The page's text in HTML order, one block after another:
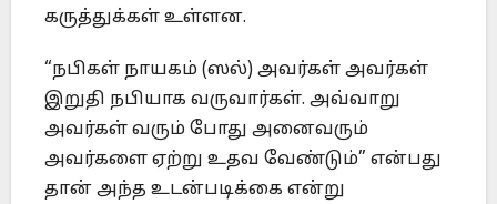
கருத்துக்கள் உள்ளன.
“நபிகள் நாயகம் (ஸல்) அவர்கள் அவர்கள்
இறுதி நபியாக வருவார்கள். அவ்வாறு
அவர்கள் வரும் போது அனைவரும்
அவர்களை ஏற்று உதவ வேண்டும்” என்பது
தான் அந்த உடன்படிக்கை என்று